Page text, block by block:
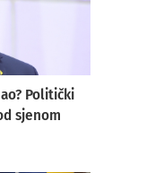
Politički
sjenom